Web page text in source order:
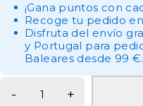
¡Gana puntos con
Recoge tu pedido
Disfruta del envío
y Portugal para
Baleares desde 99 €.